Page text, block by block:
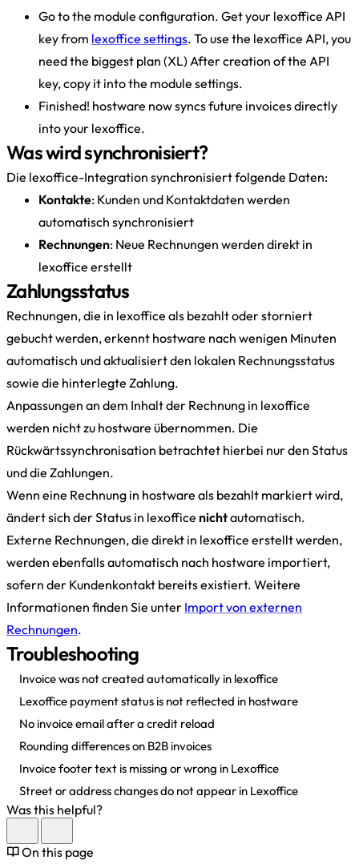
Go to the module configuration. Get your lexoffice API
key from lexoffice settings. To use the lexoffice API, you
need the biggest plan (XL) After creation of the API
key, copy it into the module settings.
Finished! hostware now syncs future invoices directly
into your lexoffice.
Was wird synchronisiert?
Die lexoffice-Integration synchronisiert folgende Daten:
Kontakte: Kunden und Kontaktdaten werden
automatisch synchronisiert
Rechnungen: Neue Rechnungen werden direkt in
lexoffice erstellt
Zahlungsstatus
Rechnungen, die in lexoffice als bezahlt oder storniert
gebucht werden, erkennt hostware nach wenigen Minuten
automatisch und aktualisiert den lokalen Rechnungsstatus
sowie die hinterlegte Zahlung.
Anpassungen an dem Inhalt der Rechnung in lexoffice
werden nicht zu hostware übernommen. Die
Rückwärtssynchronisation betrachtet hierbei nur den Status
und die Zahlungen.
Wenn eine Rechnung in hostware als bezahlt markiert wird,
ändert sich der Status in lexoffice nichtautomatisch.
Externe Rechnungen, die direkt in lexoffice erstellt werden,
werden ebenfalls automatisch nach hostware importiert,
sofern der Kundenkontakt bereits existiert. Weitere
Informationen finden Sie unter Import von externen
Rechnungen.
Troubleshooting
Invoice was not created automatically in lexoffice
Lexoffice payment status is not reflected in hostware
No invoice email after a credit reload
Rounding differences on B2B invoices
Invoice footer text is missing or wrong in Lexoffice
Street or address changes do not appear in Lexoffice
Was this helpful?
On this page